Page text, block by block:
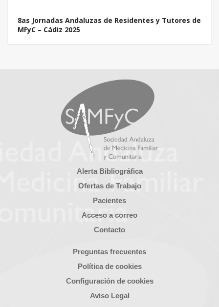
8as Jornadas Andaluzas de Residentes y Tutores de
MFyC – Cádiz 2025
Alerta Bibliográfica
Ofertas de Trabajo
Pacientes
Acceso a correo
Contacto
Preguntas frecuentes
Política de cookies
Configuración de cookies
Aviso Legal